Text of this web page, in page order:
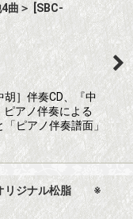
曲＞
SBC-
胡］伴奏CD、『中
アノ伴奏による
「ピアノ伴奏譜面」
リジナル松脂 ※